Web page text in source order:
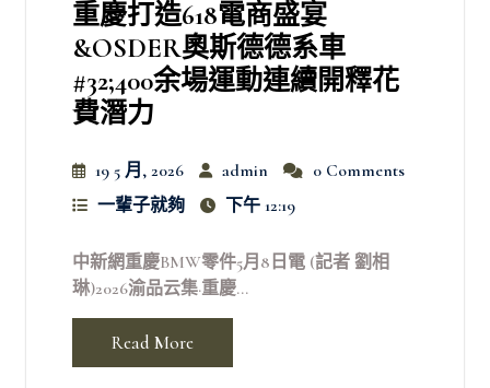
重慶打造618電商盛宴
&OSDER奧斯德德系車
#32;400余場運動連續開釋花
費潛力
19 5 月, 2026 admin
0 Comments
一輩子就夠
下午 12:19
中新網重慶BMW零件5月8日電 (記者 劉相
琳)2026渝品云集·重慶...
Read More